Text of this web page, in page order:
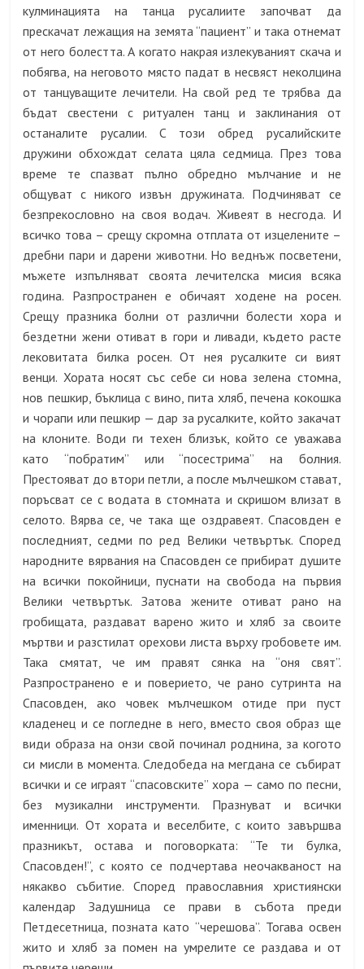
кулминацията на танца русалиите започват да
прескачат лежащия на земята “пациент” и така отнемат
от него болестта. А когато накрая излекуваният скача и
побягва, на неговото място падат в несвяст неколцина
от танцуващите лечители. На свой ред те трябва да
бъдат свестени с ритуален танц и заклинания от
останалите русалии. С този обред русалийските
дружини обхождат селата цяла седмица. През това
време те спазват пълно обредно мълчание и не
общуват с никого извън дружината. Подчиняват се
безпрекословно на своя водач. Живеят в несгода. И
всичко това – срещу скромна отплата от изцелените –
дребни пари и дарени животни. Но веднъж посветени,
мъжете изпълняват своята лечителска мисия всяка
година. Разпространен е обичаят ходене на росен.
Срещу празника болни от различни болести хора и
бездетни жени отиват в гори и ливади, където расте
лековитата билка росен. От нея русалките си вият
венци. Хората носят със себе си нова зелена стомна,
нов пешкир, бъклица с вино, пита хляб, печена кокошка
и чорапи или пешкир — дар за русалките, който закачат
на клоните. Води ги техен близък, който се уважава
като “побратим” или “посестрима” на болния.
Престояват до втори петли, а после мълчешком стават,
поръсват се с водата в стомната и скришом влизат в
селото. Вярва се, че така ще оздравеят. Спасовден е
последният, седми по ред Велики четвъртък. Според
народните вярвания на Спасовден се прибират душите
на всички покойници, пуснати на свобода на първия
Велики четвъртък. Затова жените отиват рано на
гробищата, раздават варено жито и хляб за своите
мъртви и разстилат орехови листа върху гробовете им.
Така смятат, че им правят сянка на “оня свят”.
Разпространено е и поверието, че рано сутринта на
Спасовден, ако човек мълчешком отиде при пуст
кладенец и се погледне в него, вместо своя образ ще
види образа на онзи свой починал роднина, за когото
си мисли в момента. Следобеда на мегдана се събират
всички и се играят “спасовските” хора — само по песни,
без музикални инструменти. Празнуват и всички
именници. От хората и веселбите, с които завършва
празникът, остава и поговорката: “Те ти булка,
Спасовден!”, с която се подчертава неочакваност на
някакво събитие. Според православния християнски
календар Задушница се прави в събота преди
Петдесетница, позната като “черешова”. Тогава освен
жито и хляб за помен на умрелите се раздава и от